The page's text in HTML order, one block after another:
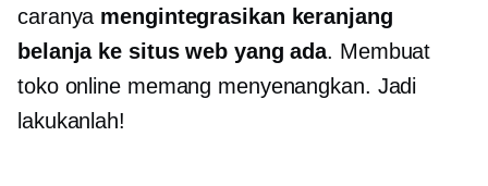
caranya mengintegrasikan keranjang
belanja ke situs web yang ada. Membuat
toko online memang menyenangkan. Jadi
lakukanlah!